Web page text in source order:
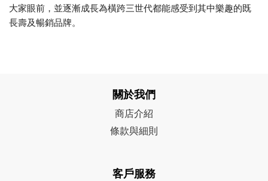
大家眼前，並逐漸成長為橫跨三世代都能感受到其中樂趣的既
長壽及暢銷品牌。
關於我們
商店介紹
條款與細則
客戶服務